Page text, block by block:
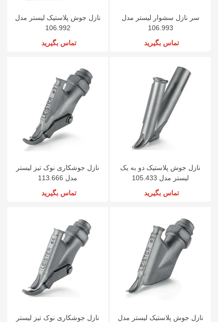
سر نازل سشوار لیستر مدل
106.993
تماس بگیرید
نازل جوش پلاستیک لیستر مدل
106.992
تماس بگیرید
نازل جوش پلاستیک دو به یک
لیستر مدل 105.433
تماس بگیرید
نازل جوشکاری نوک تیز لیستر
مدل 113.666
تماس بگیرید
نازل جوش پلاستیک لیستر مدل
نازل جوشکاری نوک تیز لیستر